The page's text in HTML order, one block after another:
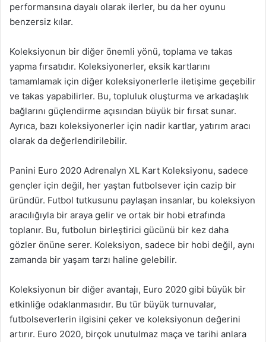
performansına dayalı olarak ilerler, bu da her oyunu
benzersiz kılar.
Koleksiyonun bir diğer önemli yönü, toplama ve takas
yapma fırsatıdır. Koleksiyonerler, eksik kartlarını
tamamlamak için diğer koleksiyonerlerle iletişime geçebilir
ve takas yapabilirler. Bu, topluluk oluşturma ve arkadaşlık
bağlarını güçlendirme açısından büyük bir fırsat sunar.
Ayrıca, bazı koleksiyonerler için nadir kartlar, yatırım aracı
olarak da değerlendirilebilir.
Panini Euro 2020 Adrenalyn XL Kart Koleksiyonu, sadece
gençler için değil, her yaştan futbolsever için cazip bir
üründür. Futbol tutkusunu paylaşan insanlar, bu koleksiyon
aracılığıyla bir araya gelir ve ortak bir hobi etrafında
toplanır. Bu, futbolun birleştirici gücünü bir kez daha
gözler önüne serer. Koleksiyon, sadece bir hobi değil, aynı
zamanda bir yaşam tarzı haline gelebilir.
Koleksiyonun bir diğer avantajı, Euro 2020 gibi büyük bir
etkinliğe odaklanmasıdır. Bu tür büyük turnuvalar,
futbolseverlerin ilgisini çeker ve koleksiyonun değerini
artırır. Euro 2020, birçok unutulmaz maça ve tarihi anlara